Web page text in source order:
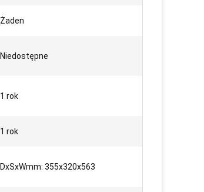
Żaden
Niedostępne
1 rok
1 rok
DxSxWmm: 355x320x563